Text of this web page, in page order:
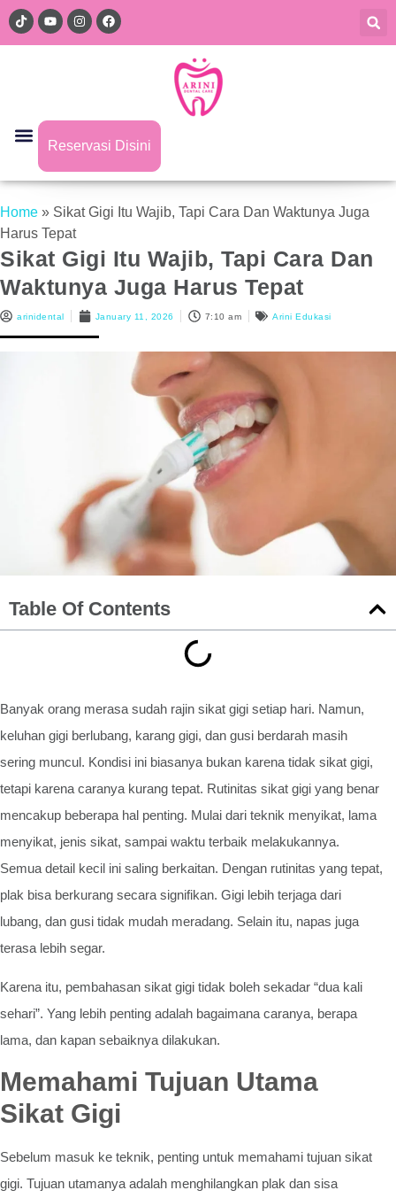
Reservasi Disini
Home » Sikat Gigi Itu Wajib, Tapi Cara Dan Waktunya Juga
Harus Tepat
Sikat Gigi Itu Wajib, Tapi Cara Dan
Waktunya Juga Harus Tepat
arinidental January 11, 2026 7:10 am Arini Edukasi
Table Of Contents
Banyak orang merasa sudah rajin sikat gigi setiap hari. Namun,
keluhan gigi berlubang, karang gigi, dan gusi berdarah masih
sering muncul. Kondisi ini biasanya bukan karena tidak sikat gigi,
tetapi karena caranya kurang tepat. Rutinitas sikat gigi yang benar
mencakup beberapa hal penting. Mulai dari teknik menyikat, lama
menyikat, jenis sikat, sampai waktu terbaik melakukannya.
Semua detail kecil ini saling berkaitan. Dengan rutinitas yang tepat,
plak bisa berkurang secara signifikan. Gigi lebih terjaga dari
lubang, dan gusi tidak mudah meradang. Selain itu, napas juga
terasa lebih segar.
Karena itu, pembahasan sikat gigi tidak boleh sekadar “dua kali
sehari”. Yang lebih penting adalah bagaimana caranya, berapa
lama, dan kapan sebaiknya dilakukan.
Memahami Tujuan Utama
Sikat Gigi
Sebelum masuk ke teknik, penting untuk memahami tujuan sikat
gigi. Tujuan utamanya adalah menghilangkan plak dan sisa